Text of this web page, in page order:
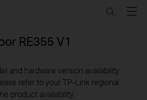
SearchMenu
RE355 V1
and hardware version availability
refer to your TP-Link regional
product availability.